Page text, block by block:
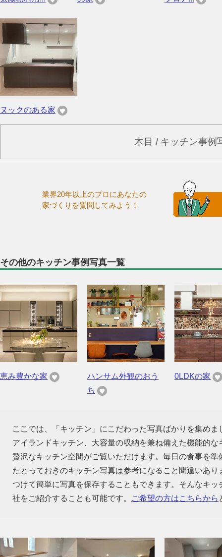
ヌックのある家
木目 / キッチン事例
業界20年以上のプロにあなたの
家づくりを質問してみよう！
その他のキッチン事例写真一覧
恵み豊かな家
ハンサム外観のおう
ち
0LDKの家
ここでは、「キッチン」にこだわった写真ばかりを集め
アイランドキッチン、大容量の収納を兼ね備えた機能的
贅沢なキッチン空間がご覧いただけます。毎日の食事を
たとっておきのキッチン写真は参考になること間違いあ
つけて簡単に写真を保存することもできます。そんなキ
社をご紹介することも可能です。
ご希望の方はこちらから